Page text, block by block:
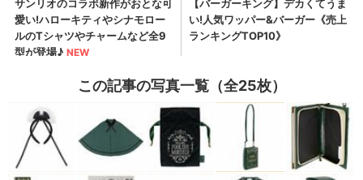
この記事の写真一覧（全25枚）